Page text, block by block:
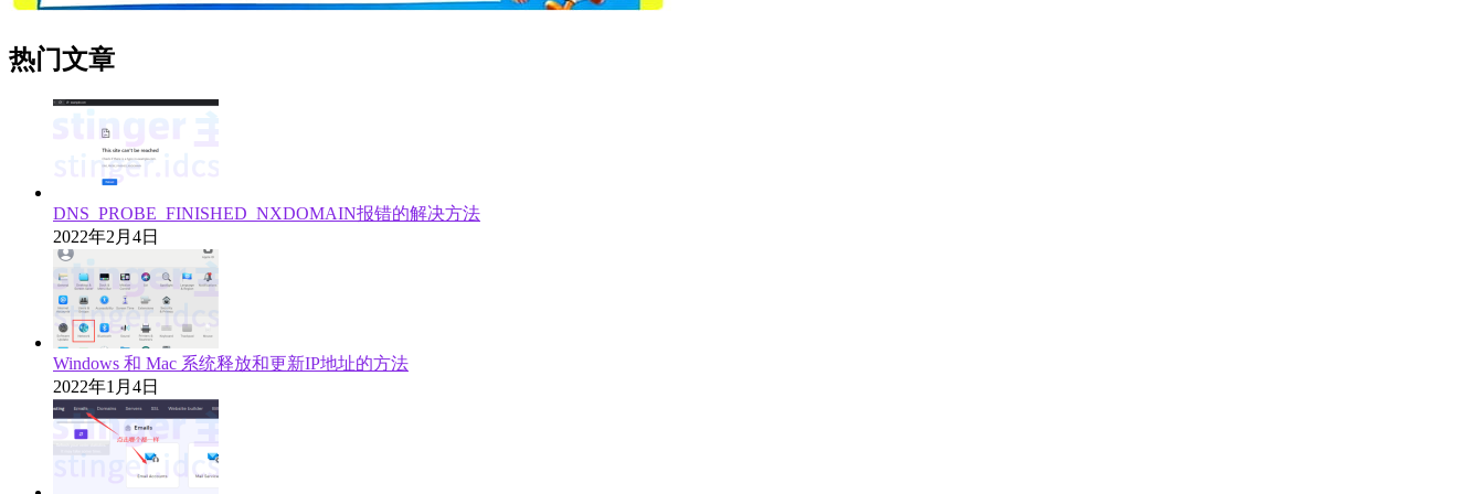
热门文章
DNS_PROBE_FINISHED_NXDOMAIN报错的解决方法
2022年2月4日
Windows 和 Mac 系统释放和更新IP地址的方法
2022年1月4日